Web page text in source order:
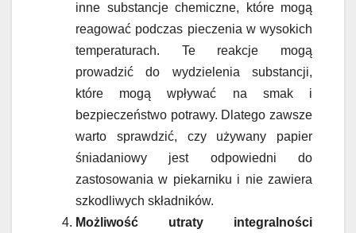
inne substancje chemiczne, które mogą
reagować podczas pieczenia w wysokich
temperaturach. Te reakcje mogą
prowadzić do wydzielenia substancji,
które mogą wpływać na smak i
bezpieczeństwo potrawy. Dlatego zawsze
warto sprawdzić, czy używany papier
śniadaniowy jest odpowiedni do
zastosowania w piekarniku i nie zawiera
szkodliwych składników.
Możliwość utraty integralności